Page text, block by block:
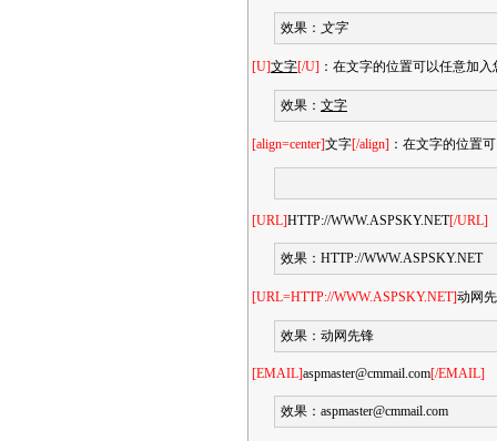
效果： 文字
[U]文字[/U] ：在文字的位置可以任意加
效果： 文字
[align=center]文字[/align] ：在文字的位置
[URL]HTTP://WWW.ASPSKY.NET[/URL]
效果： HTTP://WWW.ASPSKY.NET
[URL=HTTP://WWW.ASPSKY.NET]动网
效果： 动网先锋
[EMAIL]aspmaster@cmmail.com[/EMAIL]
效果： aspmaster@cmmail.com